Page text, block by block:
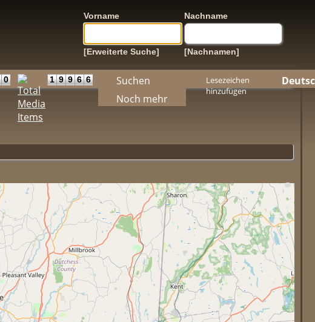
Vorname Nachname
[Erweiterte Suche] [Nachnamen]
0 1 9 9 6 6
Suchen
Noch mehr
Lesezeichen
hinzufügen